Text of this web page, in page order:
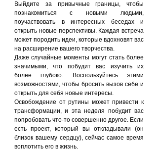
Выйдите за привычные границы, чтобы
познакомиться с новыми людьми,
поучаствовать в интересных беседах и
открыть новые перспективы. Каждая встреча
может породить идеи, которые вдохновят вас
на расширение вашего творчества.
Даже случайные моменты могут стать более
значимыми, что побудит вас изучить их
более глубоко. Воспользуйтесь этими
возможностями, чтобы бросить вызов себе и
открыть для себя новые интересы.
Освобождение от рутины может привести к
трансформации, и эта неделя побудит вас
попробовать что-то совершенно другое. Если
есть проект, который вы откладывали (он
близок вашему сердцу), сейчас самое время
воплотить его в жизнь.